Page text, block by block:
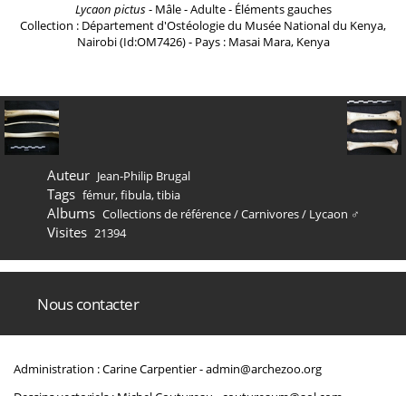
Lycaon pictus- Mâle - Adulte - Éléments gauches
Collection : Département d'Ostéologie du Musée National du Kenya,
Nairobi (Id:OM7426) - Pays : Masai Mara, Kenya
Auteur Jean-Philip Brugal
Tags fémur,fibula,tibia
Albums Collections de référence/Carnivores/ Lycaon ♂
Visites 21394
Nous contacter
Administration : Carine Carpentier -admin@archezoo.org